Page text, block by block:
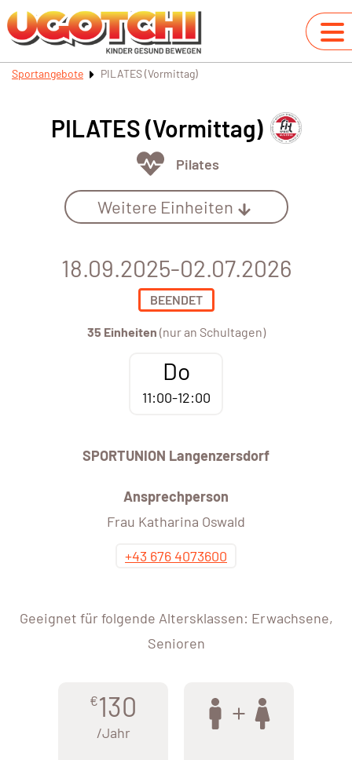
Sportangebote PILATES (Vormittag)
PILATES (Vormittag)
Pilates
Weitere Einheiten
18.09.2025-02.07.2026
BEENDET
35 Einheiten (nur an Schultagen)
Do
11:00-12:00
SPORTUNION Langenzersdorf
Ansprechperson
Frau Katharina Oswald
+43 676 4073600
Geeignet für folgende Altersklassen: Erwachsene,
Senioren
€130
/Jahr